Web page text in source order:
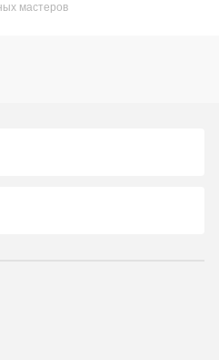
мастеров